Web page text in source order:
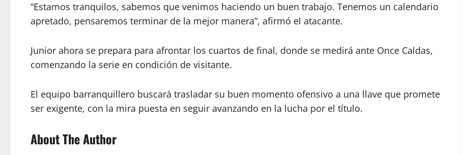
“Estamos tranquilos, sabemos que venimos haciendo un buen trabajo. Tenemos un calendario
apretado, pensaremos terminar de la mejor manera”, afirmó el atacante.
Junior ahora se prepara para afrontar los cuartos de final, donde se medirá ante Once Caldas,
comenzando la serie en condición de visitante.
El equipo barranquillero buscará trasladar su buen momento ofensivo a una llave que promete
ser exigente, con la mira puesta en seguir avanzando en la lucha por el título.
About The Author